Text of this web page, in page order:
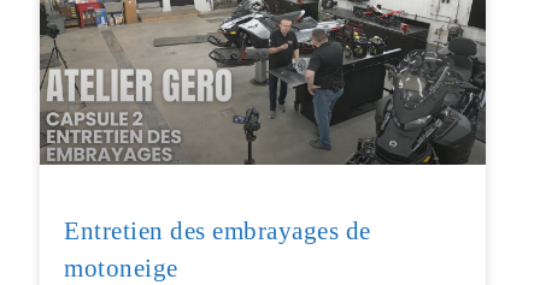
Entretien des embrayages de
motoneige